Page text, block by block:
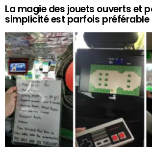
La magie des jouets ouverts et
simplicité est parfois préférable